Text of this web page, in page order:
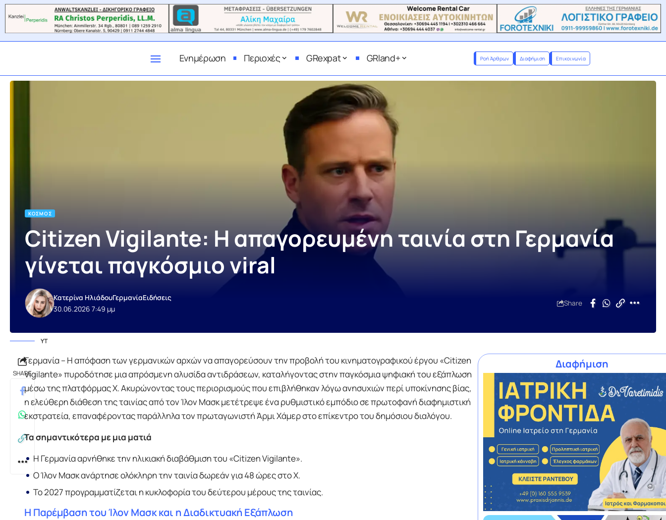
Ενημέρωση Περιοχές GRexpat GRland+ Ροή Άρθρων Διαφήμιση Επικοινωνία
ΚΌΣΜΟΣ
Citizen Vigilante: Η απαγορευμένη ταινία στη Γερμανία
γίνεται παγκόσμιο viral
30.06.2026 7:49 μμ
Κατερίνα ΗλιάδουΓερμανίαΕιδήσεις
Share
YT
SHARE
Γερμανία – Η απόφαση των γερμανικών αρχών να απαγορεύσουν την προβολή του κινηματογραφικού έργου «Citizen
Vigilante» πυροδότησε μια απρόσμενη αλυσίδα αντιδράσεων, καταλήγοντας στην παγκόσμια ψηφιακή του εξάπλωση
μέσω της πλατφόρμας X. Ακυρώνοντας τους περιορισμούς που επιβλήθηκαν λόγω ανησυχιών περί υποκίνησης βίας,
η ελεύθερη διάθεση της ταινίας από τον Ίλον Μασκ μετέτρεψε ένα ρυθμιστικό εμπόδιο σε πρωτοφανή διαφημιστική
εκστρατεία, επαναφέροντας παράλληλα τον πρωταγωνιστή Άρμι Χάμερ στο επίκεντρο του δημόσιου διαλόγου.
Τα σημαντικότερα με μια ματιά
Η Γερμανία αρνήθηκε την ηλικιακή διαβάθμιση του «Citizen Vigilante».
Ο Ίλον Μασκ ανάρτησε ολόκληρη την ταινία δωρεάν για 48 ώρες στο X.
Το 2027 προγραμματίζεται η κυκλοφορία του δεύτερου μέρους της ταινίας.
Η Παρέμβαση του Ίλον Μασκ και η Διαδικτυακή Εξάπλωση
Διαφήμιση